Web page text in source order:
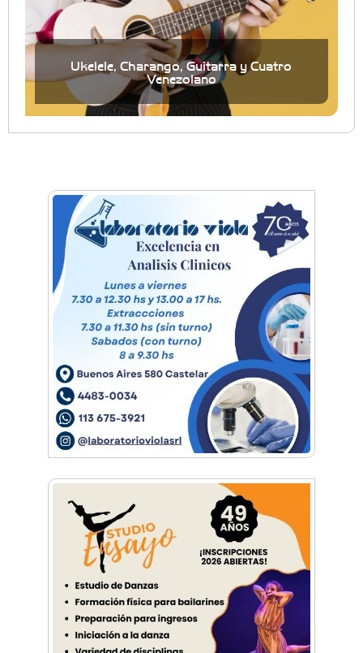
Ukelele, Charango, Guitarra y Cuatro
Venezolano